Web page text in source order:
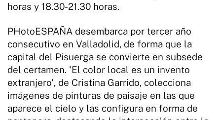
horas y 18.30-21.30 horas.
PHotoESPAÑA desembarca por tercer año
consecutivo en Valladolid, de forma que la
capital del Pisuerga se convierte en subsede
del certamen. 'El color local es un invento
extranjero', de Cristina Garrido, colecciona
imágenes de pinturas de paisaje en las que
aparece el cielo y las configura en forma de